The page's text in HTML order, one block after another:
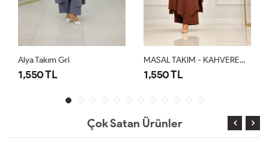
Alya Takım Gri
1,550 TL
MASAL TAKIM - KAHVERENGİ
1,550 TL
Çok Satan Ürünler